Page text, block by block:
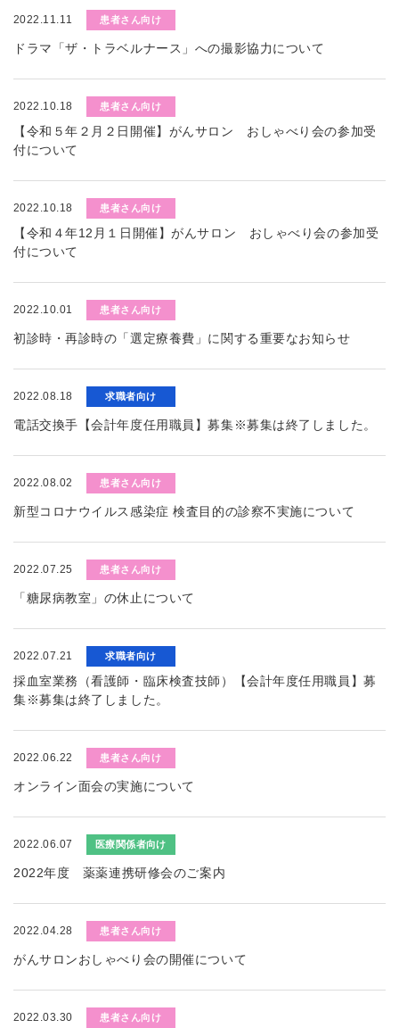
2022.11.11 患者さん向け
ドラマ「ザ・トラベルナース」への撮影協力について
2022.10.18 患者さん向け
【令和５年２月２日開催】がんサロン おしゃべり会の参加受
付について
2022.10.18 患者さん向け
【令和４年12月１日開催】がんサロン おしゃべり会の参加受
付について
2022.10.01 患者さん向け
初診時・再診時の「選定療養費」に関する重要なお知らせ
2022.08.18 求職者向け
電話交換手【会計年度任用職員】募集※募集は終了しました。
2022.08.02 患者さん向け
新型コロナウイルス感染症 検査目的の診察不実施について
2022.07.25 患者さん向け
「糖尿病教室」の休止について
2022.07.21 求職者向け
採血室業務（看護師・臨床検査技師）【会計年度任用職員】募
集※募集は終了しました。
2022.06.22 患者さん向け
オンライン面会の実施について
2022.06.07 医療関係者向け
2022年度 薬薬連携研修会のご案内
2022.04.28 患者さん向け
がんサロンおしゃべり会の開催について
2022.03.30 患者さん向け